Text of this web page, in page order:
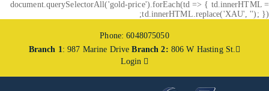
document.querySelectorAll('gold-price').forEach(td => { td.innerHTML =
td.innerHTML.replace('XAU', ''); });
Phone: 6048075050
Branch 1: 987 Marine DriveBranch 2: 806 W Hasting St.